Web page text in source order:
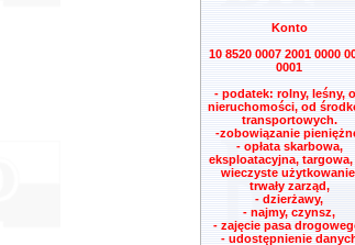
Konto
10 8520 0007 2001 0000
0001
- podatek: rolny, leśny,
nieruchomości, od
transportowych.
-zobowiązanie
- opłata skarbowa,
eksploatacyjna, targowa,
wieczyste
trwały zarząd,
- dzierżawy,
- najmy, czynsz,
- zajęcie pasa
- udostępnienie